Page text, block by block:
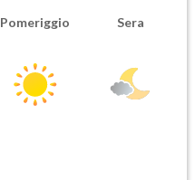
Pomeriggio Sera